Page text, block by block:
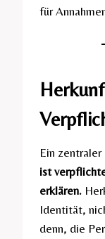
für
Ein
ist
erklären.
Identität,
denn, die